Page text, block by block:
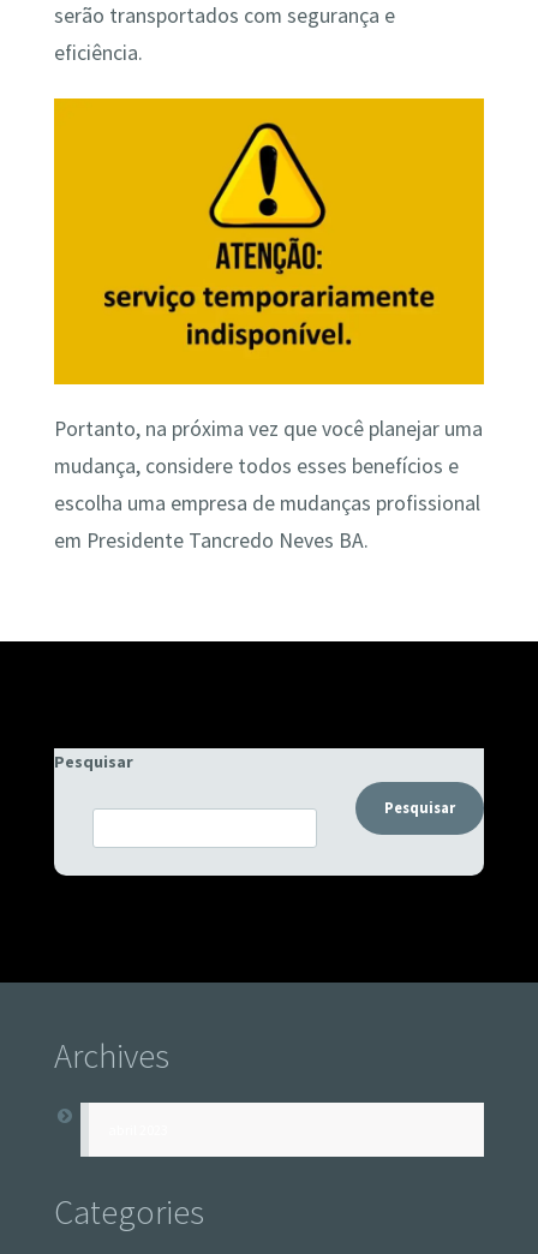
serão transportados com segurança e
eficiência.
Portanto, na próxima vez que você planejar uma
mudança, considere todos esses benefícios e
escolha uma empresa de mudanças profissional
em Presidente Tancredo Neves BA.
Pesquisar
Pesquisar
Archives
Categories